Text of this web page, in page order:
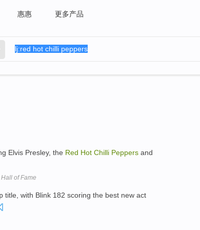
惠惠 更多产品
Elvis Presley, the Red Hot Chilli Peppers and
of Fame
title, with Blink 182 scoring the best new act